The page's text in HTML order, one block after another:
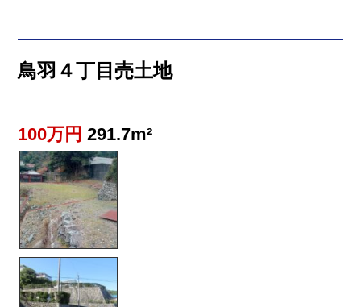
鳥羽４丁目売土地
100万円 291.7m²